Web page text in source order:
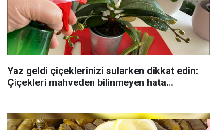
Yaz geldi çiçeklerinizi sularken dikkat edin:
Çiçekleri mahveden bilinmeyen hata...